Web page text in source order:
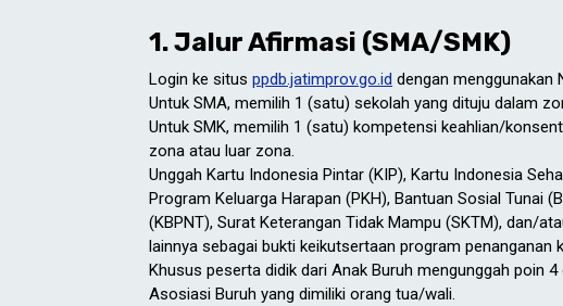
1. Jalur Afirmasi (SMA/SMK)
Login ke situsppdb.jatimprov.go.id dengan menggunakan
Untuk SMA, memilih 1 (satu) sekolah yang dituju dalam
Untuk SMK, memilih 1 (satu) kompetensi keahlian/
zona atau luar zona.
Unggah Kartu Indonesia Pintar (KIP), Kartu Indonesia
Program Keluarga Harapan (PKH), Bantuan Sosial Tunai
(KBPNT), Surat Keterangan Tidak Mampu (SKTM), dan/
lainnya sebagai bukti keikutsertaan program penanganan
Khusus peserta didik dari Anak Buruh mengunggah poin
Asosiasi Buruh yang dimiliki orang tua/wali.